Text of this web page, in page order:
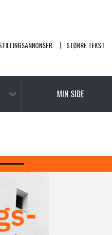
STØRRE TEKST
MIN SIDE